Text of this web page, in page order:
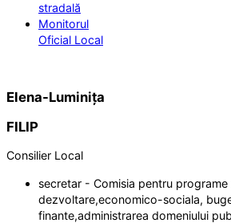
stradală
Monitorul
Oficial Local
Elena-Luminița
FILIP
Consilier Local
secretar - Comisia pentru programe
dezvoltare,economico-sociala,
finante,administrarea domeniului